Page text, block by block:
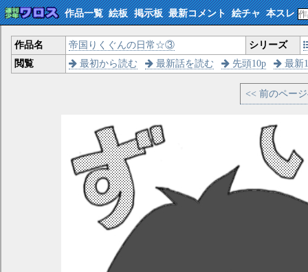
作品一覧 絵板 掲示板 最新コメント 絵チャ 本スレ
作品名 帝国りくぐんの日常☆③
シリーズ
閲覧
最初から読む 最新話を読む 先頭10p 最新
<< 前のペー